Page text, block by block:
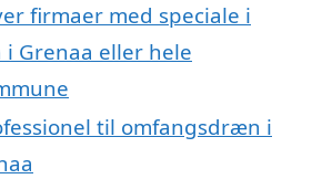
firmaer med speciale i
Grenaa eller hele
til omfangsdræn i